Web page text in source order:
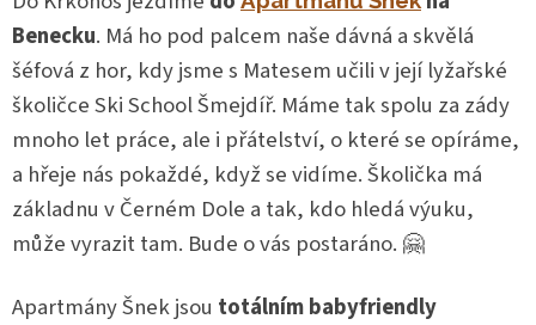
Benecku. Má ho pod palcem naše dávná a skvělá
šéfová z hor, kdy jsme s Matesem učili v její lyžařské
školičce Ski School Šmejdíř. Máme tak spolu za zády
mnoho let práce, ale i přátelství, o které se opíráme,
a hřeje nás pokaždé, když se vidíme. Školička má
základnu v Černém Dole a tak, kdo hledá výuku,
může vyrazit tam. Bude o vás postaráno. 🤗
Apartmány Šnek jsou totálním babyfriendly